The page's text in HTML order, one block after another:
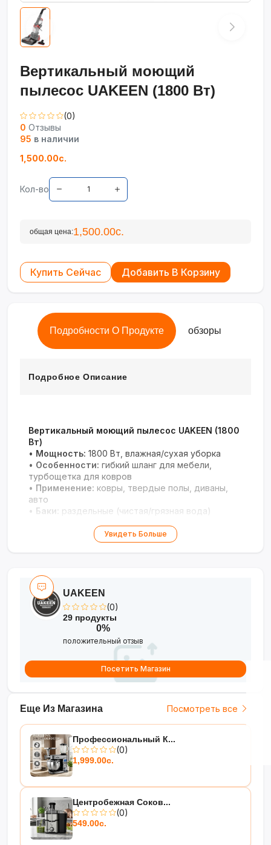
Вертикальный моющий
пылесос UAKEEN (1800 Вт)
(0)
0 Отзывы
95 в наличии
1,500.00с.
Кол-во
общая цена:1,500.00с.
Купить Сейчас Добавить В Корзину
Подробности О Продукте обзоры
Подробное Описание
Вертикальный моющий пылесос UAKEEN (1800
Вт)
• Мощность: 1800 Вт, влажная/сухая уборка
• Особенности: гибкий шланг для мебели,
турбощетка для ковров
• Применение: ковры, твердые полы, диваны,
авто
• Баки: раздельные (чистая/грязная вода)
Профессиональное решение для глубокой чистки
дома и автомобиля.
Увидеть Больше
Еще Из Магазина Посмотреть все
Профессиональный К...
(0)
1,999.00с.
Центробежная Соков...
(0)
549.00с.
UAKEEN
(0)
29 продукты
0%
положительный отзыв
Посетить Магазин